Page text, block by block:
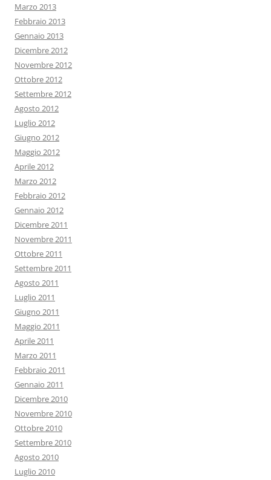
Marzo 2013
Febbraio 2013
Gennaio 2013
Dicembre 2012
Novembre 2012
Ottobre 2012
Settembre 2012
Agosto 2012
Luglio 2012
Giugno 2012
Maggio 2012
Aprile 2012
Marzo 2012
Febbraio 2012
Gennaio 2012
Dicembre 2011
Novembre 2011
Ottobre 2011
Settembre 2011
Agosto 2011
Luglio 2011
Giugno 2011
Maggio 2011
Aprile 2011
Marzo 2011
Febbraio 2011
Gennaio 2011
Dicembre 2010
Novembre 2010
Ottobre 2010
Settembre 2010
Agosto 2010
Luglio 2010